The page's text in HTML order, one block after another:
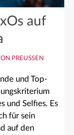
auf
PREUSSEN
und Top-
und Selfies. Es
für sein
auf den